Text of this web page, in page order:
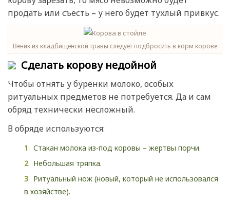
продать или съесть – у него будет тухлый привкус.
Веник из кладбищенской травы следует подбросить в корм корове
Сделать корову недойной
Чтобы отнять у буренки молоко, особых
ритуальных предметов не потребуется. Да и сам
обряд технически несложный.
В обряде используются:
Стакан молока из-под коровы – жертвы порчи.
Небольшая тряпка.
Ритуальный нож (новый, который не использовался
в хозяйстве).